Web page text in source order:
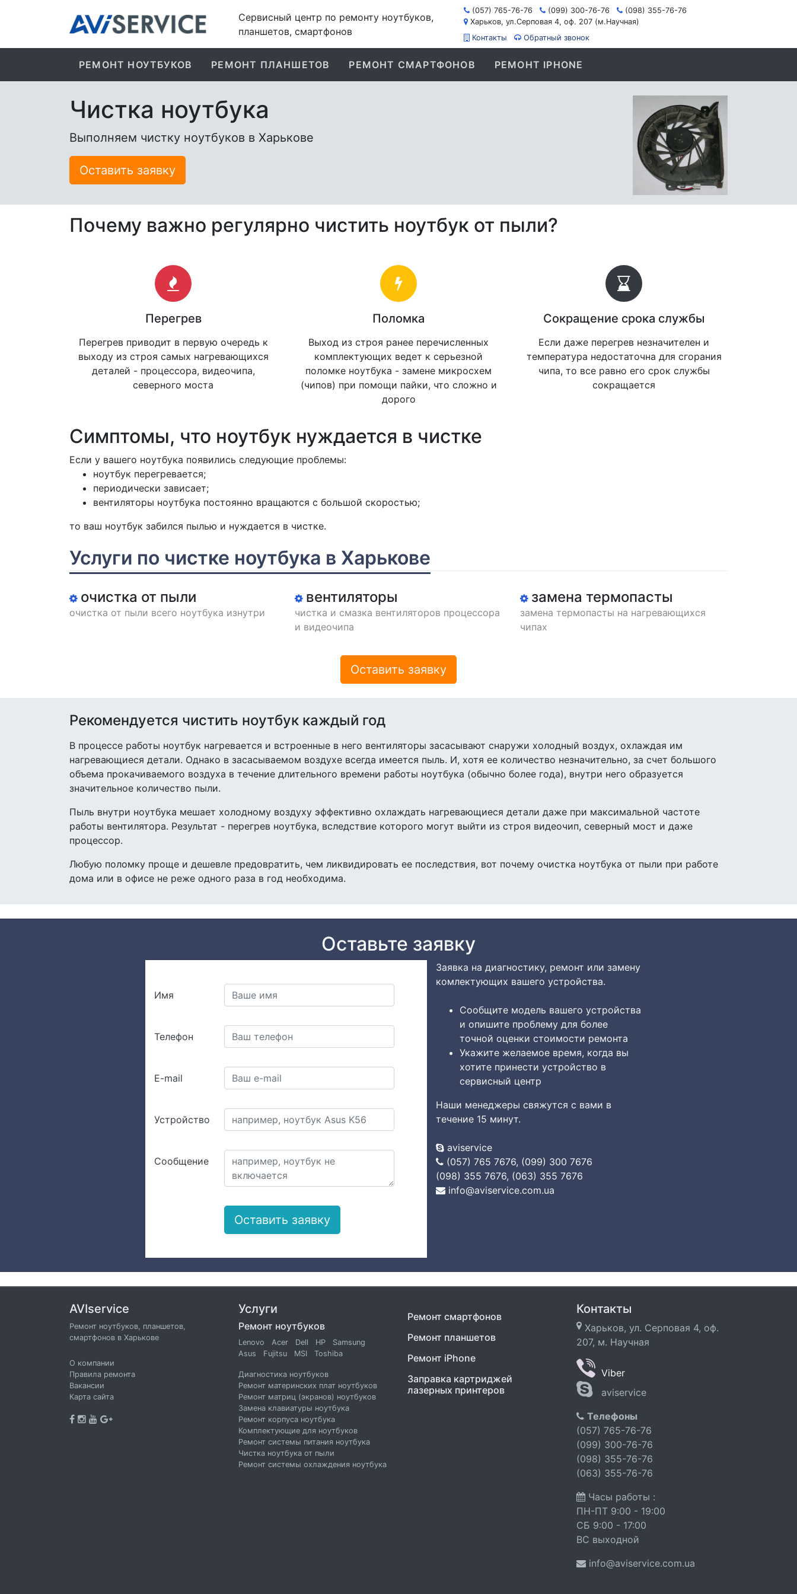
Сервисный центр по ремонту ноутбуков,
планшетов, смартфонов
(057) 765-76-76 (099) 300-76-76
(098) 355-76-76
Харьков, ул.Серповая 4, оф. 207 (м.Научная)
Контакты
Обратный звонок
РЕМОНТ НОУТБУКОВ РЕМОНТ ПЛАНШЕТОВ РЕМОНТ СМАРТФОНОВ РЕМОНТ IPHONE
Чистка ноутбука
Выполняем чистку ноутбуков в Харькове
Оставить заявку
Почему важно регулярно чистить ноутбук от пыли?
Перегрев
Перегрев приводит в первую очередь к
выходу из строя самых нагревающихся
деталей - процессора, видеочипа,
северного моста
Поломка
Выход из строя ранее перечисленных
комплектующих ведет к серьезной
поломке ноутбука - замене микросхем
(чипов) при помощи пайки, что сложно и
дорого
Сокращение срока службы
Если даже перегрев незначителен и
температура недостаточна для сгорания
чипа, то все равно его срок службы
сокращается
Симптомы, что ноутбук нуждается в чистке
Если у вашего ноутбука появились следующие проблемы:
ноутбук перегревается;
периодически зависает;
вентиляторы ноутбука постоянно вращаются с большой скоростью;
то ваш ноутбук забился пылью и нуждается в чистке.
Услуги по чистке ноутбука в Харькове
очистка от пыли
очистка от пыли всего ноутбука изнутри
вентиляторы
чистка и смазка вентиляторов процессора
и видеочипа
замена термопасты
замена термопасты на нагревающихся
чипах
Оставить заявку
Рекомендуется чистить ноутбук каждый год
В процессе работы ноутбук нагревается и встроенные в него вентиляторы засасывают снаружи холодный воздух, охлаждая им
нагревающиеся детали. Однако в засасываемом воздухе всегда имеется пыль. И, хотя ее количество незначительно, за счет большого
объема прокачиваемого воздуха в течение длительного времени работы ноутбука (обычно более года), внутри него образуется
значительное количество пыли.
Пыль внутри ноутбука мешает холодному воздуху эффективно охлаждать нагревающиеся детали даже при максимальной частоте
работы вентилятора. Результат - перегрев ноутбука, вследствие которого могут выйти из строя видеочип, северный мост и даже
процессор.
Любую поломку проще и дешевле предовратить, чем ликвидировать ее последствия, вот почему очистка ноутбука от пыли при работе
дома или в офисе не реже одного раза в год необходима.
Оставьте заявку
Имя
Телефон
E-mail
Устройство
Сообщение
Заявка на диагностику, ремонт или замену
комлектующих вашего устройства.
Сообщите модель вашего устройства
и опишите проблему для более
точной оценки стоимости ремонта
Укажите желаемое время, когда вы
хотите принести устройство в
сервисный центр
Наши менеджеры свяжутся с вами в
течение 15 минут.
aviservice
(057) 765 7676, (099) 300 7676
(098) 355 7676, (063) 355 7676
info@aviservice.com.ua
AVIservice
Ремонт ноутбуков, планшетов,
смартфонов в Харькове
О компании
Правила ремонта
Вакансии
Карта сайта
Услуги
Ремонт ноутбуков
Lenovo Acer Dell HP
Samsung
Asus
Fujitsu MSI Toshiba
Диагностика ноутбуков
Ремонт материнских плат ноутбуков
Ремонт матриц (экранов) ноутбуков
Замена клавиатуры ноутбука
Ремонт корпуса ноутбука
Комплектующие для ноутбуков
Ремонт системы питания ноутбука
Чистка ноутбука от пыли
Ремонт системы охлаждения ноутбука
Ремонт смартфонов
Ремонт планшетов
Ремонт iPhone
Заправка картриджей
лазерных принтеров
Контакты
Харьков, ул. Серповая 4, оф.
207, м. Научная
Viber
aviservice
Телефоны
(057) 765-76-76
(099) 300-76-76
(098) 355-76-76
(063) 355-76-76
Часы работы :
ПН-ПТ 9:00 - 19:00
СБ 9:00 - 17:00
ВС выходной
info@aviservice.com.ua